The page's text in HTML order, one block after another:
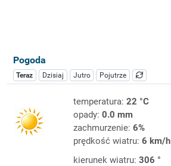
Pogoda
Teraz Dzisiaj Jutro Pojutrze
temperatura: 22 °C
opady: 0.0 mm
zachmurzenie: 6%
prędkość wiatru: 6 km/h
kierunek wiatru: 306 °